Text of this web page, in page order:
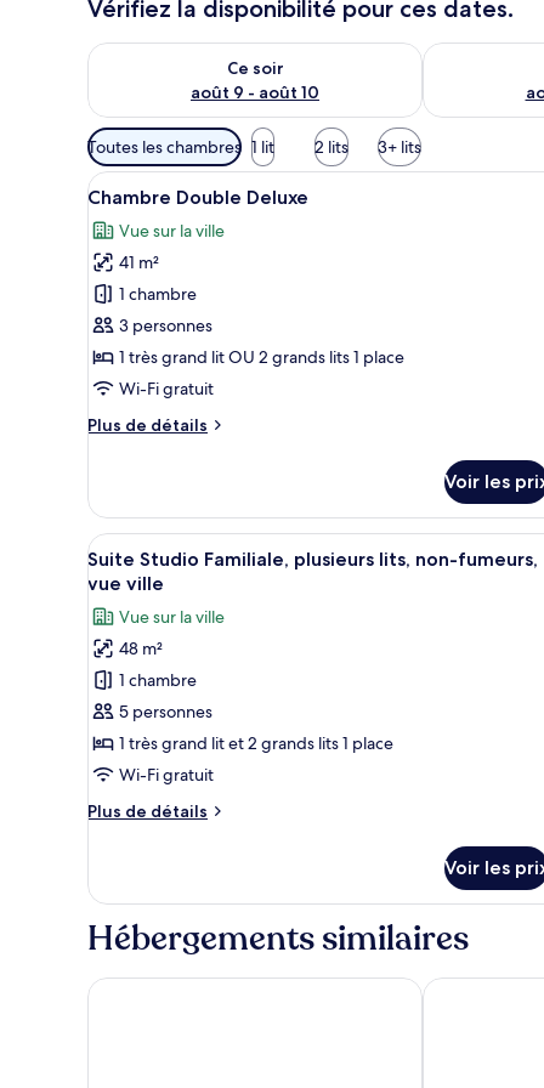
Vérifiez la disponibilité pour ces dates.
Ce soir
août 9 - août 10
Vérifier la disponibilité pour ce soir août 9 - août 10
Vérifier la
Filtres
disponibles
pour
les
chambres
Toutes les chambres 1 lit 2 lits 3+ lits
Afficher
toutes
les
photos
pour
ce
type
de
chambre :
Chambre
Une cuisine avec des
15
Chambre Double Deluxe
Vue sur la ville
41 m²
1 chambre
3 personnes
1 très grand lit OU 2 grands lits 1 place
Wi-Fi gratuit
Plus de détails
Plus
le
type
de
chambre
Double
Deluxe
Voir les
Afficher
toutes
les
photos
pour
ce
type
de
chambre :
Studio
lits,
non-
vue
Une cuisine avec des
1
Suite Studio Familiale, plusieurs lits, non-fumeurs,
vue ville
Vue sur la ville
48 m²
1 chambre
5 personnes
1 très grand lit et 2 grands lits 1 place
Wi-Fi gratuit
Plus de détails
Plus
le
type
de
Suite
Voir les
Hébergements similaires
Robin Hostel Dubai Citymax Bur